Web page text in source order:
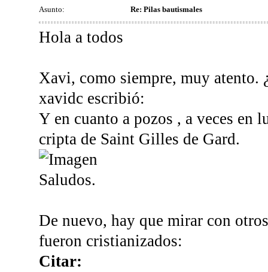
Asunto:
Re: Pilas bautismales
Hola a todos
Xavi, como siempre, muy atento.
xavidc escribió:
Y en cuanto a pozos , a veces en
cripta de Saint Gilles de Gard.
Saludos.
De nuevo, hay que mirar con
fueron cristianizados:
Citar: